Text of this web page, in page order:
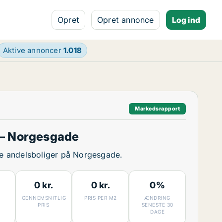
Opret Opret annonce Log ind
Aktive annoncer1.018
Markedsrapport
Norgesgade
andelsboliger på Norgesgade.
0 kr.
GENNEMSNITLIG
PRIS
0 kr.
PRIS PER M2
0%
ÆNDRING
SENESTE 30
DAGE